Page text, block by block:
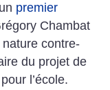
premier
Chambat
contre-
du projet de
l’école.